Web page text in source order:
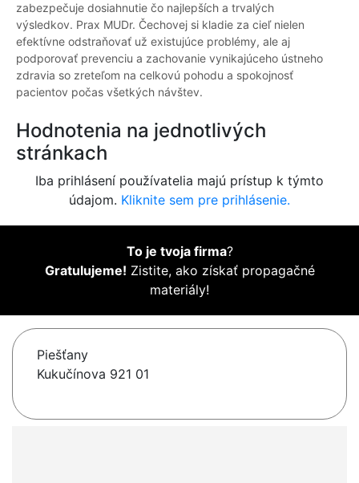
zabezpečuje dosiahnutie čo najlepších a trvalých
výsledkov. Prax MUDr. Čechovej si kladie za cieľ nielen
efektívne odstraňovať už existujúce problémy, ale aj
podporovať prevenciu a zachovanie vynikajúceho ústneho
zdravia so zreteľom na celkovú pohodu a spokojnosť
pacientov počas všetkých návštev.
Hodnotenia na jednotlivých
stránkach
Iba prihlásení používatelia majú prístup k týmto
údajom. Kliknite sem pre prihlásenie.
To je tvoja firma?
Gratulujeme! Zistite, ako získať propagačné
materiály!
Piešťany
Kukučínova 921 01